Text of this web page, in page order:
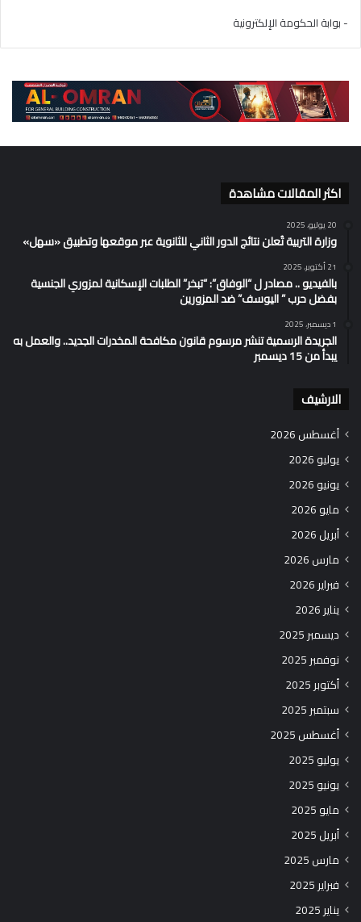
- بوابة الحكومة الإلكترونية
اكثر المقالات مشاهدة
20 يوليو، 2025
وزارة التربية تُعلن نتائج الدور الثاني للثانوية عبر موقعها وتطبيق «سهل»
21 أكتوبر، 2025
بالفيديو .. مصادر ل “الوفاق”: “تبخر” الطلبات الإسكانية لمزوري الجنسية
بفضل حرب ” اليوسف” ضد المزورين
1 ديسمبر، 2025
الجريدة الرسمية تنشر مرسوم قانون مكافحة المخدرات الجديد.. والعمل به
يبدأ من 15 ديسمبر
الارشيف
أغسطس 2026
يوليو 2026
يونيو 2026
مايو 2026
أبريل 2026
مارس 2026
فبراير 2026
يناير 2026
ديسمبر 2025
نوفمبر 2025
أكتوبر 2025
سبتمبر 2025
أغسطس 2025
يوليو 2025
يونيو 2025
مايو 2025
أبريل 2025
مارس 2025
فبراير 2025
يناير 2025